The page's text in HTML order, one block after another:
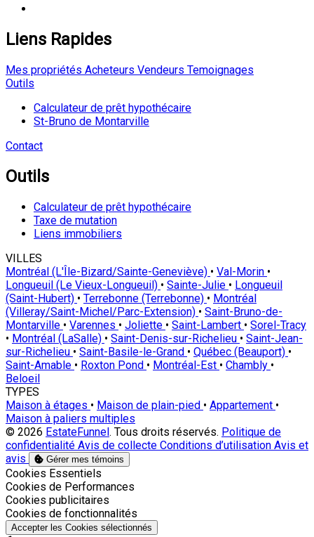
Liens Rapides
Mes propriétés Acheteurs Vendeurs Temoignages
Outils
Calculateur de prêt hypothécaire
St-Bruno de Montarville
Contact
Outils
Calculateur de prêt hypothécaire
Taxe de mutation
Liens immobiliers
VILLES
Montréal (L'Île-Bizard/Sainte-Geneviève) • Val-Morin •
Longueuil (Le Vieux-Longueuil) • Sainte-Julie • Longueuil
(Saint-Hubert) • Terrebonne (Terrebonne) • Montréal
(Villeray/Saint-Michel/Parc-Extension) • Saint-Bruno-de-
Montarville • Varennes • Joliette • Saint-Lambert • Sorel-Tracy
• Montréal (LaSalle) • Saint-Denis-sur-Richelieu • Saint-Jean-
sur-Richelieu • Saint-Basile-le-Grand • Québec (Beauport) •
Saint-Amable • Roxton Pond • Montréal-Est • Chambly •
Beloeil
TYPES
Maison à étages • Maison de plain-pied • Appartement •
Maison à paliers multiples
© 2026 EstateFunnel. Tous droits réservés. Politique de
confidentialité Avis de collecte Conditions d’utilisation Avis et
avis
Gérer mes témoins
Activer
Cookies Essentiels
Activer
Cookies de Performances
Activer
Cookies publicitaires
Activer
Cookies de fonctionnalités
Accepter les Cookies sélectionnés